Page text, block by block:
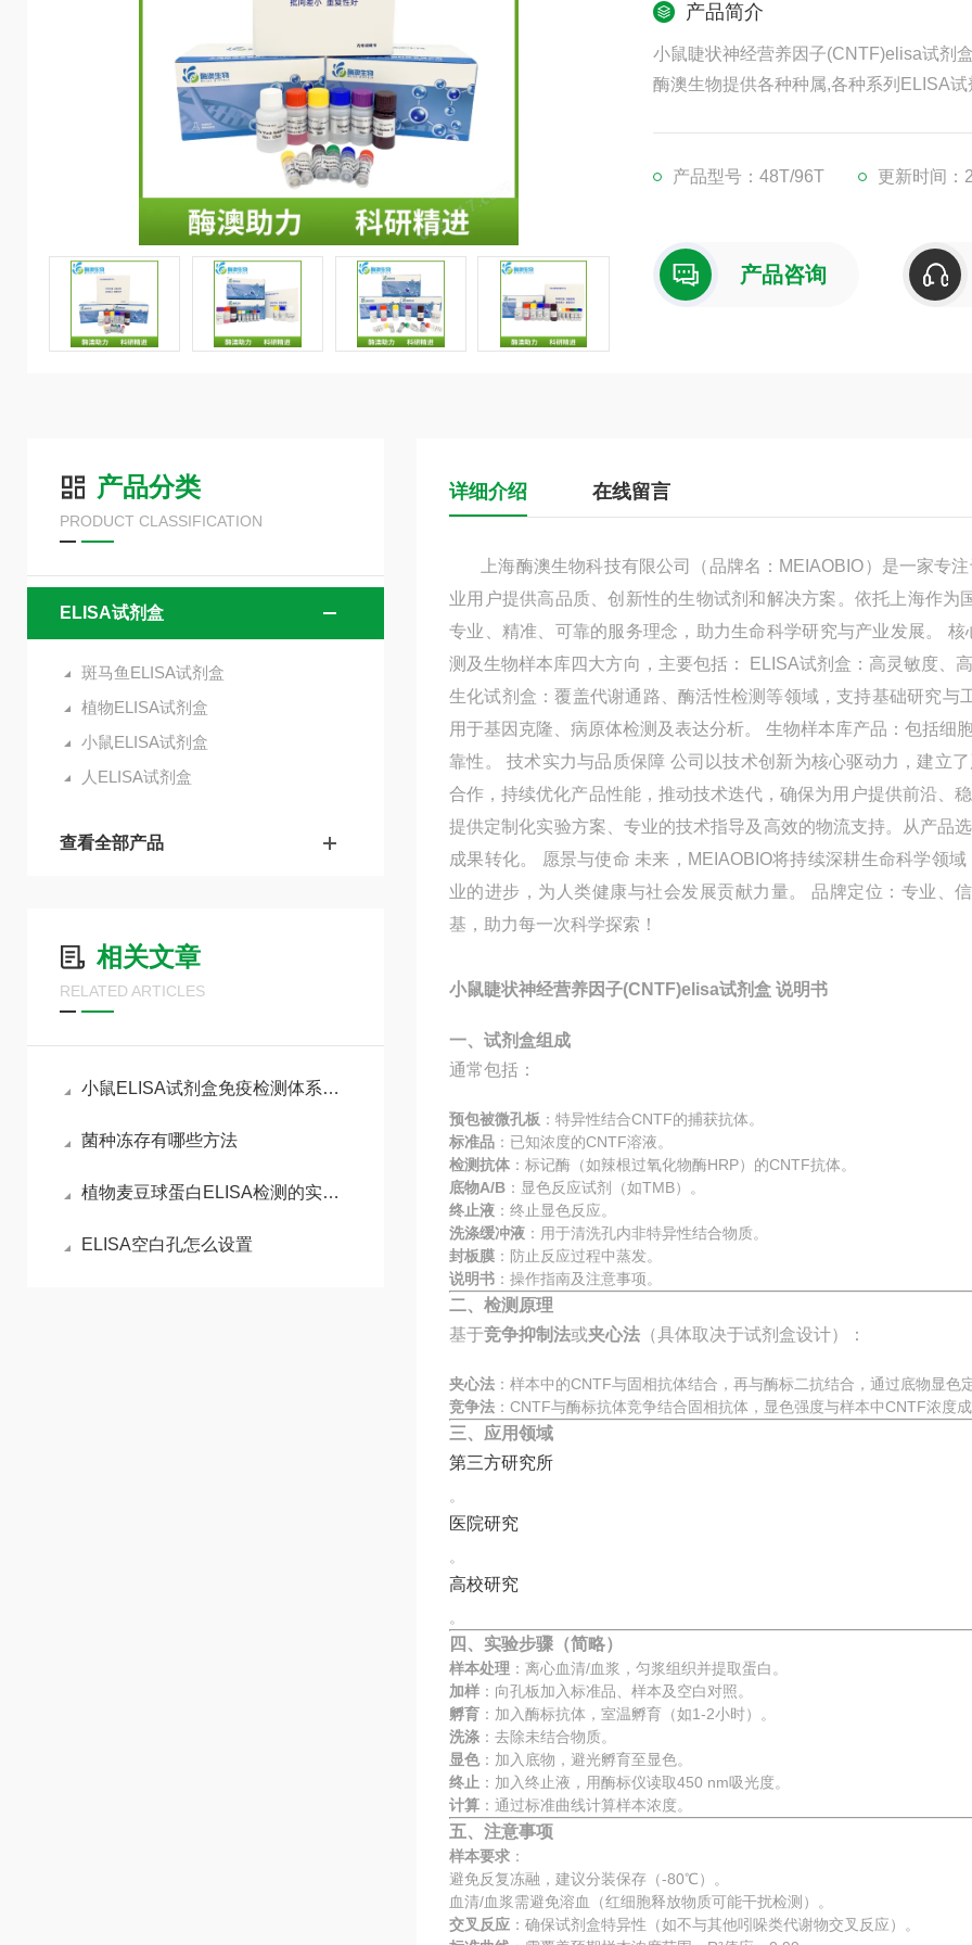
产品简介
小鼠睫状神经营养因子(CNTF)elisa试剂
酶澳生物提供各种种属,各种系列ELISA
产品型号：48T/96T
更新时间：
产品咨询
产品分类
PRODUCT CLASSIFICATION
ELISA试剂盒
斑马鱼ELISA试剂盒
植物ELISA试剂盒
小鼠ELISA试剂盒
人ELISA试剂盒
查看全部产品
相关文章
RELATED ARTICLES
小鼠ELISA试剂盒免疫检测体系与动物模型实验实操指南
菌种冻存有哪些方法
植物麦豆球蛋白ELISA检测的实验流程
ELISA空白孔怎么设置
详细介绍 在线留言
上海酶澳生物科技有限公司（品牌名：MEIAOBIO）是一家专
业用户提供高品质、创新性的生物试剂和解决方案。依托上海作
专业、精准、可靠的服务理念，助力生命科学研究与产业发展。
测及生物样本库四大方向，主要包括： ELISA试剂盒：高灵敏度、
生化试剂盒：覆盖代谢通路、酶活性检测等领域，支持基础研究
用于基因克隆、病原体检测及表达分析。 生物样本库产品：包括
靠性。 技术实力与品质保障 公司以技术创新为核心驱动力，建立
合作，持续优化产品性能，推动技术迭代，确保为用户提供前沿、
提供定制化实验方案、专业的技术指导及高效的物流支持。从产品
成果转化。 愿景与使命 未来，MEIAOBIO将持续深耕生命科学领
业的进步，为人类健康与社会发展贡献力量。 品牌定位：专业、
基，助力每一次科学探索！
小鼠睫状神经营养因子(CNTF)elisa试剂盒 说明书
一、试剂盒组成
通常包括：
预包被微孔板 ：特异性结合CNTF的捕获抗体。
标准品 ：已知浓度的CNTF溶液。
检测抗体 ：标记酶（如辣根过氧化物酶HRP）的CNTF抗体。
底物A/B ：显色反应试剂（如TMB）。
终止液 ：终止显色反应。
洗涤缓冲液 ：用于清洗孔内非特异性结合物质。
封板膜 ：防止反应过程中蒸发。
说明书 ：操作指南及注意事项。
二、检测原理
基于竞争抑制法或夹心法 （具体取决于试剂盒设计）：
夹心法 ：样本中的CNTF与固相抗体结合，再与酶标二抗结合，通过底物显色定
竞争法 ：CNTF与酶标抗体竞争结合固相抗体，显色强度与样本中CNTF浓度成
三、应用领域
第三方研究所
。
医院研究
。
高校研究
。
四、实验步骤（简略）
样本处理 ：离心血清/血浆，匀浆组织并提取蛋白。
加样 ：向孔板加入标准品、样本及空白对照。
孵育 ：加入酶标抗体，室温孵育（如1-2小时）。
洗涤 ：去除未结合物质。
显色：加入底物，避光孵育至显色。
终止 ：加入终止液，用酶标仪读取450 nm吸光度。
计算 ：通过标准曲线计算样本浓度。
五、注意事项
样本要求 ：
避免反复冻融，建议分装保存（-80℃）。
血清/血浆需避免溶血（红细胞释放物质可能干扰检测）。
交叉反应 ：确保试剂盒特异性（如不与其他吲哚类代谢物交叉反应）。